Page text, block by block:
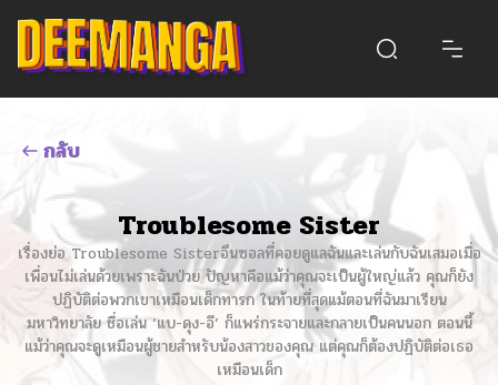
กลับ
Troublesome Sister
เรื่องย่อ Troublesome Sisterอึนซอลที่คอยดูแลฉันและเล่นกับฉันเสมอเมื่อ
เพื่อนไม่เล่นด้วยเพราะฉันป่วย ปัญหาคือแม้ว่าคุณจะเป็นผู้ใหญ่แล้ว คุณก็ยัง
ปฏิบัติต่อพวกเขาเหมือนเด็กทารก ในท้ายที่สุดแม้ตอนที่ฉันมาเรียน
มหาวิทยาลัย ชื่อเล่น ‘แบ-ดุง-อี’ ก็แพร่กระจายและกลายเป็นคนนอก ตอนนี้
แม้ว่าคุณจะดูเหมือนผู้ชายสำหรับน้องสาวของคุณ แต่คุณก็ต้องปฏิบัติต่อเธอ
เหมือนเด็ก